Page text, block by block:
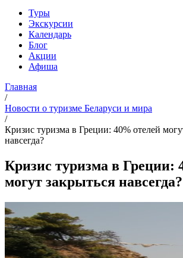
Туры
Экскурсии
Календарь
Блог
Акции
Афиша
Главная
/
Новости о туризме Беларуси и мира
/
Кризис туризма в Греции: 40% отелей
навсегда?
Кризис туризма в Греции:
могут закрыться навсегда?